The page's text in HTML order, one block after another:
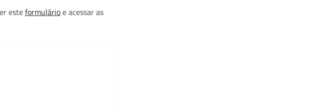
esteformulárioe acessar as